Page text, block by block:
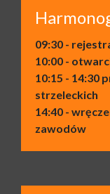
09:30 -
10:00 -
10:15 - 14:30
strzeleckich
14:40 -
zawodów